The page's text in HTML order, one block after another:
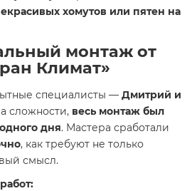
хомутов или пятен на
монтаж от
Климат»
специалисты — Дмитрий и
сложности, весь монтаж был
дня. Мастера сработали
, как требуют не только
смысл.